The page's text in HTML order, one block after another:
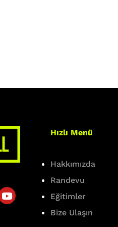
Hızlı Menü
Hakkımızda
Randevu
Eğitimler
Bize Ulaşın